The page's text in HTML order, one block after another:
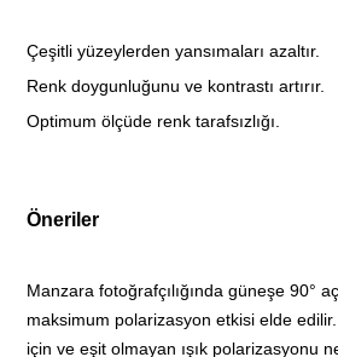
Çeşitli yüzeylerden yansımaları azaltır.
Renk doygunluğunu ve kontrastı artırır.
Optimum ölçüde renk tarafsızlığı.
Öneriler
Manzara fotoğrafçılığında güneşe 90°
maksimum polarizasyon etkisi elde
için ve eşit olmayan ışık polarizasyonu